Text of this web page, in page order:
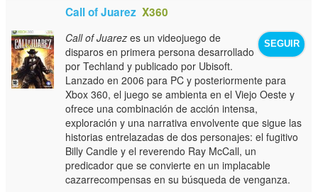
Call of Juarez X360
SEGUIR
Call of Juarez es un videojuego de
disparos en primera persona desarrollado
por Techland y publicado por Ubisoft.
Lanzado en 2006 para PC y posteriormente para
Xbox 360, el juego se ambienta en el Viejo Oeste y
ofrece una combinación de acción intensa,
exploración y una narrativa envolvente que sigue las
historias entrelazadas de dos personajes: el fugitivo
Billy Candle y el reverendo Ray McCall, un
predicador que se convierte en un implacable
cazarrecompensas en su búsqueda de venganza.